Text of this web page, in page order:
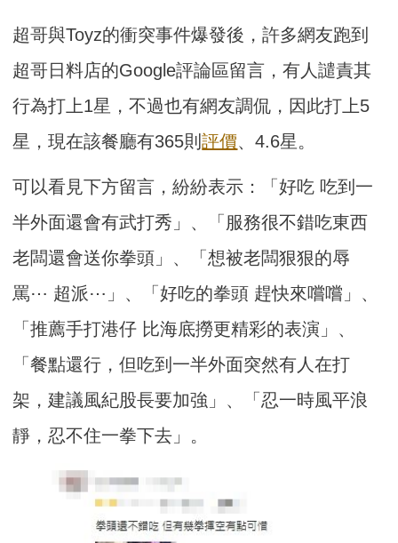
超哥與Toyz的衝突事件爆發後，許多網友跑到
超哥日料店的Google評論區留言，有人譴責其
行為打上1星，不過也有網友調侃，因此打上5
星，現在該餐廳有365則評價、4.6星。
可以看見下方留言，紛紛表示：「好吃 吃到一
半外面還會有武打秀」、「服務很不錯吃東西
老闆還會送你拳頭」、「想被老闆狠狠的辱
罵⋯ 超派⋯」、「好吃的拳頭 趕快來嚐嚐」、
「推薦手打港仔 比海底撈更精彩的表演」、
「餐點還行，但吃到一半外面突然有人在打
架，建議風紀股長要加強」、「忍一時風平浪
靜，忍不住一拳下去」。